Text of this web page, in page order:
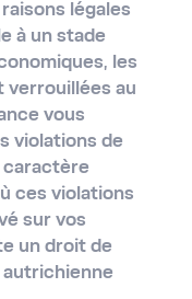
légales
à un stade
les
verrouillées au
vous
violations de
caractère
ces violations
sur vos
un droit de